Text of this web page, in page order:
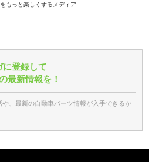
もっと楽しくするメディア
登録して
最新情報を！
、最新の自動車パーツ情報が入手できるか